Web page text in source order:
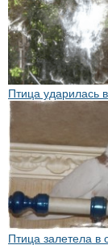
Птица ударилась
Птица залетела